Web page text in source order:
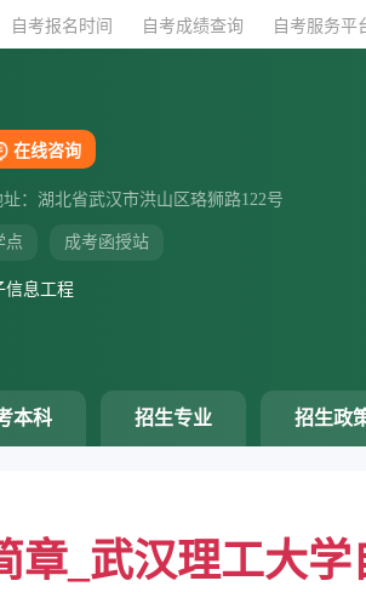
自考报名时间 自考成绩查询 自考服务平
在线咨询
：湖北省武汉市洪山区珞狮路122号
点 成考函授站
信息工程
本科 招生专业 招生政
章_武汉理工大